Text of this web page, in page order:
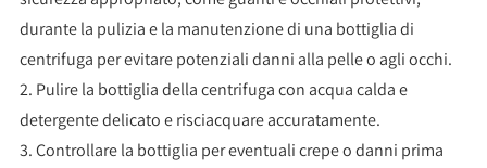
durante la pulizia e la manutenzione di una bottiglia di
centrifuga per evitare potenziali danni alla pelle o agli occhi.
2. Pulire la bottiglia della centrifuga con acqua calda e
detergente delicato e risciacquare accuratamente.
3. Controllare la bottiglia per eventuali crepe o danni prima